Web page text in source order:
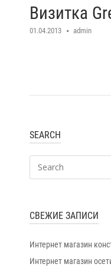
Визитка
01.04.2013 admin
SEARCH
СВЕЖИЕ ЗАПИСИ
Интернет магазин
Интернет магазин